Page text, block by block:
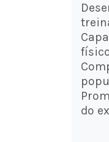
do